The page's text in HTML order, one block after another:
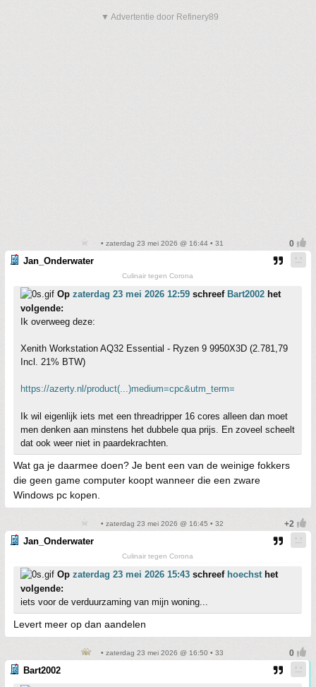
▼ Advertentie door Refinery89
• zaterdag 23 mei 2026 @ 16:44 • 31
Jan_Onderwater
Culinair tegen Corona
Op zaterdag 23 mei 2026 12:59 schreef Bart2002 het
volgende:
Ik overweeg deze:
Xenith Workstation AQ32 Essential - Ryzen 9 9950X3D (2.781,79
Incl. 21% BTW)
https://azerty.nl/product(...)medium=cpc&utm_term=
Ik wil eigenlijk iets met een threadripper 16 cores alleen dan moet
men denken aan minstens het dubbele qua prijs. En zoveel scheelt
dat ook weer niet in paardekrachten.
Wat ga je daarmee doen? Je bent een van de weinige fokkers
die geen game computer koopt wanneer die een zware
Windows pc kopen.
• zaterdag 23 mei 2026 @ 16:45 • 32
Jan_Onderwater
Culinair tegen Corona
Op zaterdag 23 mei 2026 15:43 schreef hoechsthet
volgende:
iets voor de verduurzaming van mijn woning...
Levert meer op dan aandelen
• zaterdag 23 mei 2026 @ 16:50 • 33
Bart2002